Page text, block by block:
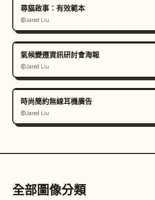
尋貓啟事：有效範本
@Jared Liu
氣候變遷資訊研討會海報
@Jared Liu
時尚簡約無線耳機廣告
@Jared Liu
全部圖像分類